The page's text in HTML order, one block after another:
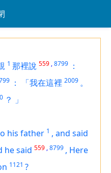
1 那裡說 559 ,8799 ：
： 「我在這裡 2009 。
？ 」
his father 1 , and said
he said 559 ,8799 , Here
1121 ?